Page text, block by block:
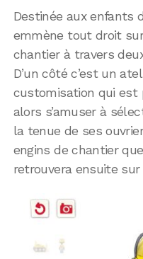
Destinée aux enfants
emmène tout droit
chantier à travers
D’un côté c’est un
customisation qui est
alors s’amuser à
la tenue de ses
engins de chantier que
retrouvera ensuite